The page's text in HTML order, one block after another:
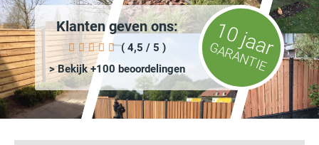
Klanten geven ons:
( 4,5 / 5 )
> Bekijk +100 beoordelingen
10 jaar
GARANTIE